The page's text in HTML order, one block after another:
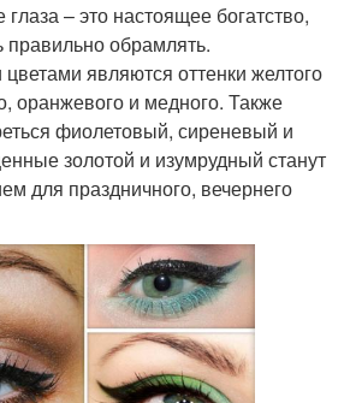
– это настоящее богатство,
правильно обрамлять.
являются оттенки желтого
оранжевого и медного. Также
фиолетовый, сиреневый и
золотой и изумрудный станут
для праздничного, вечернего